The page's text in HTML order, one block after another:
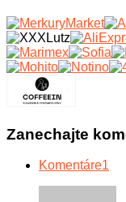
Zanechajte
Komentáre1